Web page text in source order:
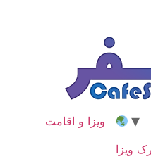
ویزا و اقامت
ویزا